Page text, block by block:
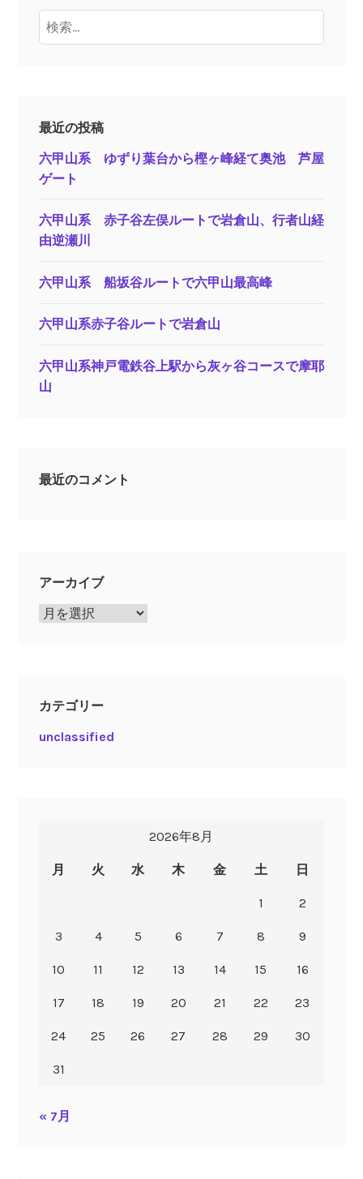
検
索:
最近の投稿
六甲山系 ゆずり葉台から樫ヶ峰経て奥池 芦屋
ゲート
六甲山系 赤子谷左俣ルートで岩倉山、行者山経
由逆瀬川
六甲山系 船坂谷ルートで六甲山最高峰
六甲山系赤子谷ルートで岩倉山
六甲山系神戸電鉄谷上駅から灰ヶ谷コースで摩耶
山
最近のコメント
アーカイブ
ア
カテゴリー
unclassified
2026年8月
月 火 水 木 金 土 日
1 2
3 4 5 6 7 8 9
10 11 12 13 14 15 16
17 18 19 20 21 22 23
24 25 26 27 28 29 30
31
« 7月